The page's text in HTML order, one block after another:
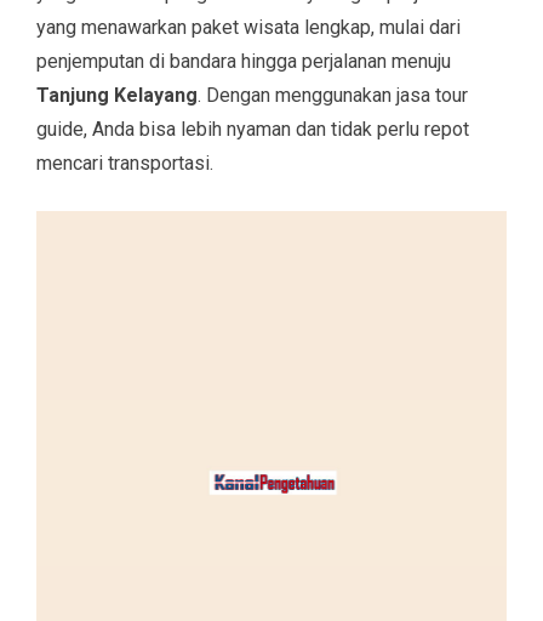
yang menawarkan paket wisata lengkap, mulai dari
penjemputan di bandara hingga perjalanan menuju
Tanjung Kelayang. Dengan menggunakan jasa tour
guide, Anda bisa lebih nyaman dan tidak perlu repot
mencari transportasi.